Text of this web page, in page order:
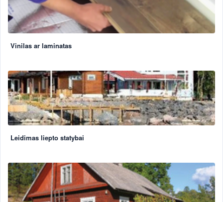
Vinilas ar laminatas
Leidimas liepto statybai